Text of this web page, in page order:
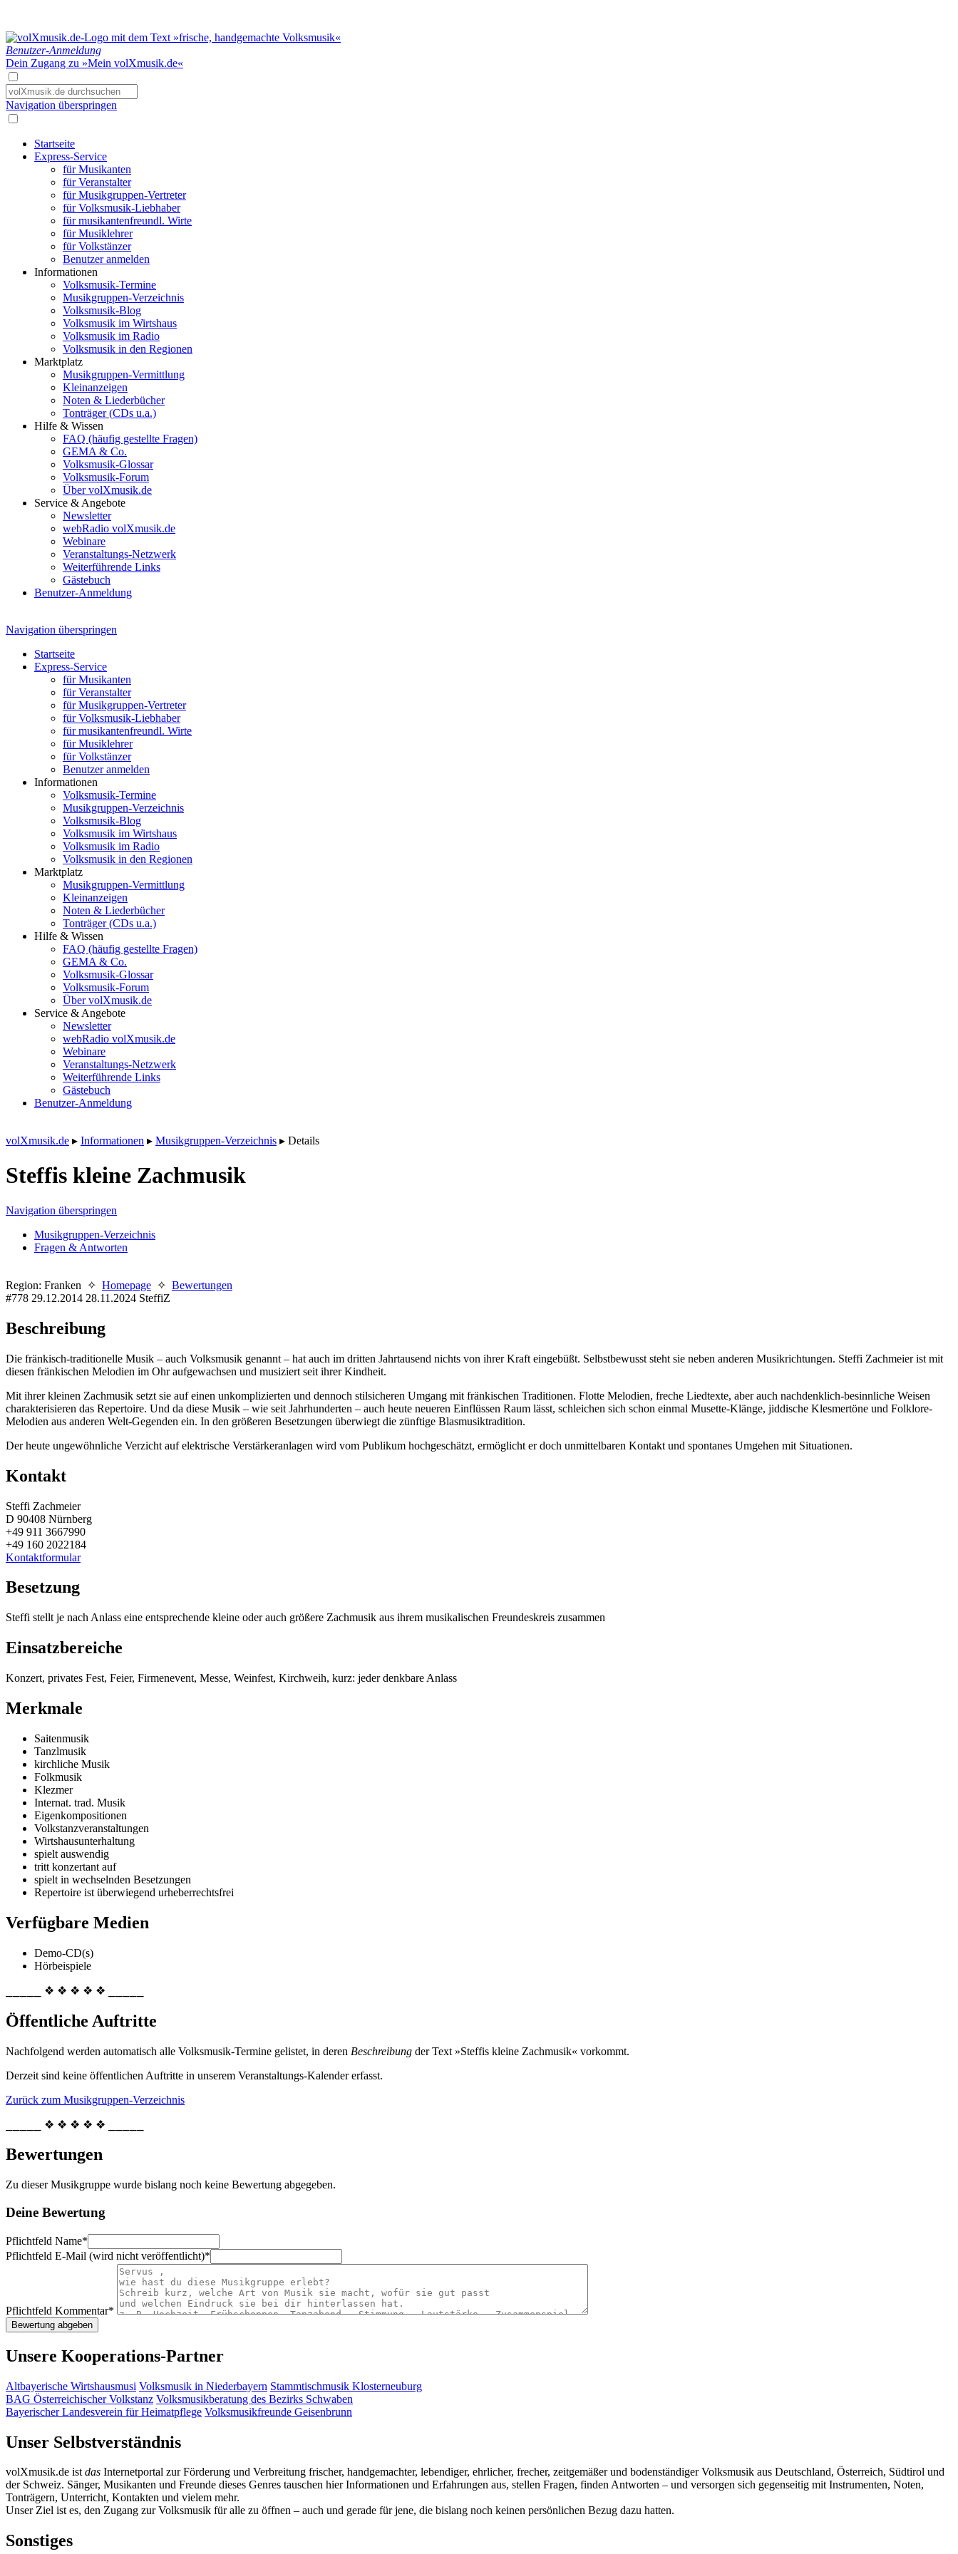
Benutzer-Anmeldung
Dein Zugang zu »Mein volXmusik.de«
Navigation überspringen
Startseite
Express-Service
für Musikanten
für Veranstalter
für Musikgruppen-Vertreter
für Volksmusik-Liebhaber
für musikantenfreundl. Wirte
für Musiklehrer
für Volkstänzer
Benutzer anmelden
Informationen
Volksmusik-Termine
Musikgruppen-Verzeichnis
Volksmusik-Blog
Volksmusik im Wirtshaus
Volksmusik im Radio
Volksmusik in den Regionen
Marktplatz
Musikgruppen-Vermittlung
Kleinanzeigen
Noten & Liederbücher
Tonträger (CDs u.a.)
Hilfe & Wissen
FAQ (häufig gestellte Fragen)
GEMA & Co.
Volksmusik-Glossar
Volksmusik-Forum
Über volXmusik.de
Service & Angebote
Newsletter
webRadio volXmusik.de
Webinare
Veranstaltungs-Netzwerk
Weiterführende Links
Gästebuch
Benutzer-Anmeldung
Navigation überspringen
Startseite
Express-Service
für Musikanten
für Veranstalter
für Musikgruppen-Vertreter
für Volksmusik-Liebhaber
für musikantenfreundl. Wirte
für Musiklehrer
für Volkstänzer
Benutzer anmelden
Informationen
Volksmusik-Termine
Musikgruppen-Verzeichnis
Volksmusik-Blog
Volksmusik im Wirtshaus
Volksmusik im Radio
Volksmusik in den Regionen
Marktplatz
Musikgruppen-Vermittlung
Kleinanzeigen
Noten & Liederbücher
Tonträger (CDs u.a.)
Hilfe & Wissen
FAQ (häufig gestellte Fragen)
GEMA & Co.
Volksmusik-Glossar
Volksmusik-Forum
Über volXmusik.de
Service & Angebote
Newsletter
webRadio volXmusik.de
Webinare
Veranstaltungs-Netzwerk
Weiterführende Links
Gästebuch
Benutzer-Anmeldung
volXmusik.de ▸ Informationen ▸ Musikgruppen-Verzeichnis ▸ Details
Steffis kleine Zachmusik
Navigation überspringen
Musikgruppen-Verzeichnis
Fragen & Antworten
Region: Franken ✧ Homepage ✧ Bewertungen
#778 29.12.2014 28.11.2024 SteffiZ
Beschreibung
Die fränkisch-traditionelle Musik – auch Volksmusik genannt – hat auch im dritten Jahrtausend nichts von ihrer Kraft eingebüßt. Selbstbewusst steht sie neben anderen Musikrichtungen. Steffi Zachmeier ist mit
diesen fränkischen Melodien im Ohr aufgewachsen und musiziert seit ihrer Kindheit.
Mit ihrer kleinen Zachmusik setzt sie auf einen unkomplizierten und dennoch stilsicheren Umgang mit fränkischen Traditionen. Flotte Melodien, freche Liedtexte, aber auch nachdenklich-besinnliche Weisen
charakterisieren das Repertoire. Und da diese Musik – wie seit Jahrhunderten – auch heute neueren Einflüssen Raum lässt, schleichen sich schon einmal Musette-Klänge, jiddische Klesmertöne und Folklore-
Melodien aus anderen Welt-Gegenden ein. In den größeren Besetzungen überwiegt die zünftige Blasmusiktradition.
Der heute ungewöhnliche Verzicht auf elektrische Verstärkeranlagen wird vom Publikum hochgeschätzt, ermöglicht er doch unmittelbaren Kontakt und spontanes Umgehen mit Situationen.
Kontakt
Steffi Zachmeier
D 90408 Nürnberg
+49 911 3667990
+49 160 2022184
Kontaktformular
Besetzung
Steffi stellt je nach Anlass eine entsprechende kleine oder auch größere Zachmusik aus ihrem musikalischen Freundeskreis zusammen
Einsatzbereiche
Konzert, privates Fest, Feier, Firmenevent, Messe, Weinfest, Kirchweih, kurz: jeder denkbare Anlass
Merkmale
Saitenmusik
Tanzlmusik
kirchliche Musik
Folkmusik
Klezmer
Internat. trad. Musik
Eigenkompositionen
Volkstanzveranstaltungen
Wirtshausunterhaltung
spielt auswendig
tritt konzertant auf
spielt in wechselnden Besetzungen
Repertoire ist überwiegend urheberrechtsfrei
Verfügbare Medien
Demo-CD(s)
Hörbeispiele
⎯⎯⎯⎯⎯ ❖ ❖ ❖ ❖ ❖ ⎯⎯⎯⎯⎯
Öffentliche Auftritte
Nachfolgend werden automatisch alle Volksmusik-Termine gelistet, in deren Beschreibung der Text »Steffis kleine Zachmusik« vorkommt.
Derzeit sind keine öffentlichen Auftritte in unserem Veranstaltungs-Kalender erfasst.
Zurück zum Musikgruppen-Verzeichnis
⎯⎯⎯⎯⎯ ❖ ❖ ❖ ❖ ❖ ⎯⎯⎯⎯⎯
Bewertungen
Zu dieser Musikgruppe wurde bislang noch keine Bewertung abgegeben.
Deine Bewertung
Pflichtfeld Name*
Pflichtfeld E-Mail (wird nicht veröffentlicht)*
Pflichtfeld Kommentar*
Unsere Kooperations-Partner
Altbayerische Wirtshausmusi Volksmusik in Niederbayern Stammtischmusik Klosterneuburg
BAG Österreichischer Volkstanz Volksmusikberatung des Bezirks Schwaben
Bayerischer Landesverein für Heimatpflege Volksmusikfreunde Geisenbrunn
Unser Selbstverständnis
volXmusik.de istdas Internetportal zur Förderung und Verbreitung frischer, handgemachter, lebendiger, ehrlicher, frecher, zeitgemäßer und bodenständiger Volksmusik aus Deutschland, Österreich, Südtirol und
der Schweiz. Sänger, Musikanten und Freunde dieses Genres tauschen hier Informationen und Erfahrungen aus, stellen Fragen, finden Antworten – und versorgen sich gegenseitig mit Instrumenten, Noten,
Tonträgern, Unterricht, Kontakten und vielem mehr.
Unser Ziel ist es, den Zugang zur Volksmusik für alle zu öffnen – auch und gerade für jene, die bislang noch keinen persönlichen Bezug dazu hatten.
Sonstiges